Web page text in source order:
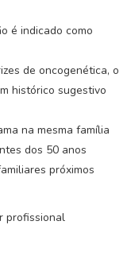
é indicado como
de oncogenética, o
histórico sugestivo
na mesma família
dos 50 anos
próximos
profissional